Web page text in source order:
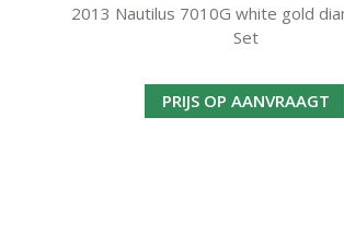
2013 Nautilus 7010G white gold
Set
PRIJS OP AANVRAAGT